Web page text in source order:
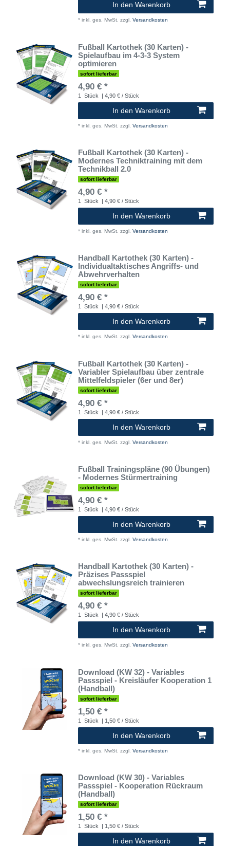
In den Warenkorb
* inkl. ges. MwSt. zzgl. Versandkosten
Fußball Kartothek (30 Karten) -
Spielaufbau im 4-3-3 System
optimieren
sofort lieferbar
4,90 € *
1 Stück | 4,90 € / Stück
In den Warenkorb
* inkl. ges. MwSt. zzgl. Versandkosten
Fußball Kartothek (30 Karten) -
Modernes Techniktraining mit dem
Technikball 2.0
sofort lieferbar
4,90 € *
1 Stück | 4,90 € / Stück
In den Warenkorb
* inkl. ges. MwSt. zzgl. Versandkosten
Handball Kartothek (30 Karten) -
Individualtaktisches Angriffs- und
Abwehrverhalten
sofort lieferbar
4,90 € *
1 Stück | 4,90 € / Stück
In den Warenkorb
* inkl. ges. MwSt. zzgl. Versandkosten
Fußball Kartothek (30 Karten) -
Variabler Spielaufbau über zentrale
Mittelfeldspieler (6er und 8er)
sofort lieferbar
4,90 € *
1 Stück | 4,90 € / Stück
In den Warenkorb
* inkl. ges. MwSt. zzgl. Versandkosten
Fußball Trainingspläne (90 Übungen)
- Modernes Stürmertraining
sofort lieferbar
4,90 € *
1 Stück | 4,90 € / Stück
In den Warenkorb
* inkl. ges. MwSt. zzgl. Versandkosten
Handball Kartothek (30 Karten) -
Präzises Passspiel
abwechslungsreich trainieren
sofort lieferbar
4,90 € *
1 Stück | 4,90 € / Stück
In den Warenkorb
* inkl. ges. MwSt. zzgl. Versandkosten
Download (KW 32) - Variables
Passspiel - Kreisläufer Kooperation 1
(Handball)
sofort lieferbar
1,50 € *
1 Stück | 1,50 € / Stück
In den Warenkorb
* inkl. ges. MwSt. zzgl. Versandkosten
Download (KW 30) - Variables
Passspiel - Kooperation Rückraum
(Handball)
sofort lieferbar
1,50 € *
1 Stück | 1,50 € / Stück
In den Warenkorb